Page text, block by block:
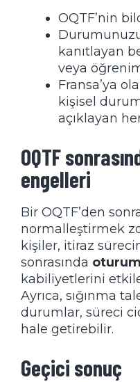
OQTF’nin
kanıtlayan
veya
Fransa’ya
kişisel
açıklayan
OQTF
engelleri
Bir OQTF’den
normalleştirmek
kişiler, itiraz
sonrasında
kabiliyetlerini
Ayrıca, sığınma
durumlar, süreci
hale getirebilir.
Geçici sonuç